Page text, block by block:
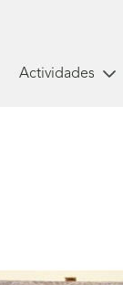
Actividades